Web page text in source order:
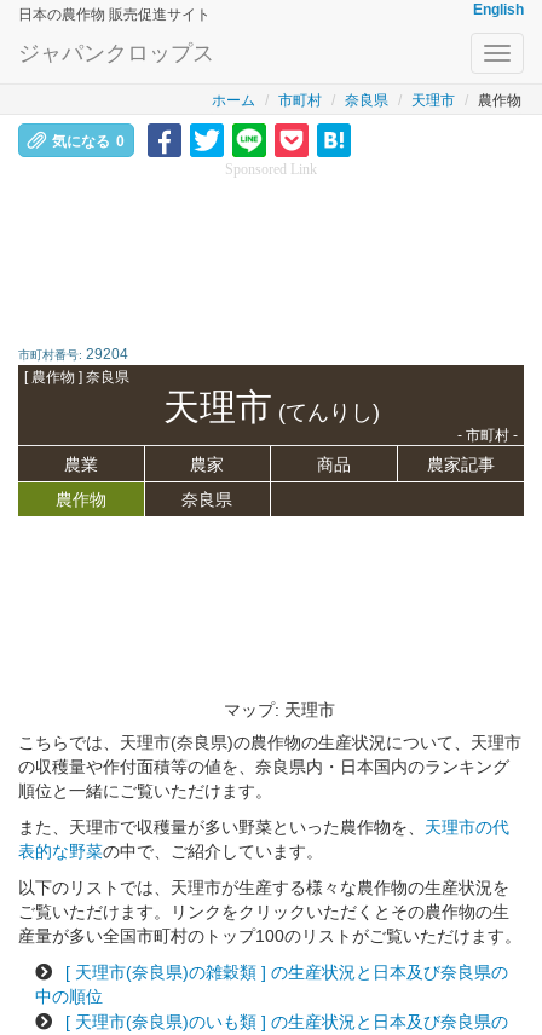
日本の農作物 販売促進サイト English
ジャパンクロップス
ホーム 市町村 奈良県 天理市 農作物
気になる 0
Sponsored Link
市町村番号: 29204
[ 農作物 ] 奈良県
天理市 (てんりし)
- 市町村 -
農業 農家 商品
農家記事
農作物
奈良県
マップ: 天理市
こちらでは、天理市(奈良県)の農作物の生産状況について、天理市
の収穫量や作付面積等の値を、奈良県内・日本国内のランキング
順位と一緒にご覧いただけます。
また、天理市で収穫量が多い野菜といった農作物を、 天理市の代
表的な野菜の中で、ご紹介しています。
以下のリストでは、天理市が生産する様々な農作物の生産状況を
ご覧いただけます。リンクをクリックいただくとその農作物の生
産量が多い全国市町村のトップ100のリストがご覧いただけます。
[ 天理市(奈良県)の雑穀類 ] の生産状況と日本及び奈良県の
中の順位
[ 天理市(奈良県)のいも類 ] の生産状況と日本及び奈良県の